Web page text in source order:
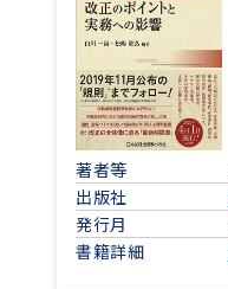
著者等
出版社
発行月
書籍詳細